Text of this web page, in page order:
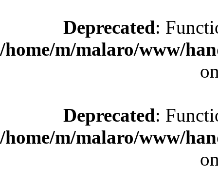
Deprecated:
/home/m/malaro/www/
Deprecated:
/home/m/malaro/www/